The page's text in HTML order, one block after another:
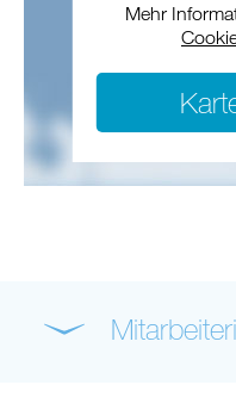
Mehr